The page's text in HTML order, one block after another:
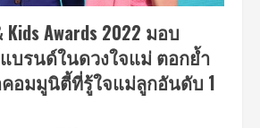
Kids Awards 2022 มอบ
บรนด์ในดวงใจแม่ ตอกย้ำ
อมมูนิตี้ที่รู้ใจแม่ลูกอันดับ 1